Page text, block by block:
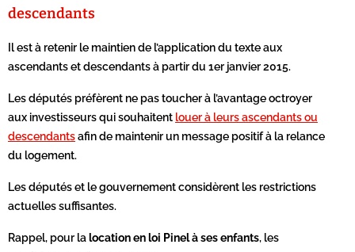
descendants
Il est à retenir le maintien de l’application du texte aux
ascendants et descendants à partir du 1er janvier 2015.
Les députés préfèrent ne pas toucher à l’avantage octroyer
aux investisseurs qui souhaitent louer à leurs ascendants ou
descendantsafin de maintenir un message positif à la relance
du logement.
Les députés et le gouvernement considèrent les restrictions
actuelles suffisantes.
Rappel, pour la location en loi Pinel à ses enfants, les